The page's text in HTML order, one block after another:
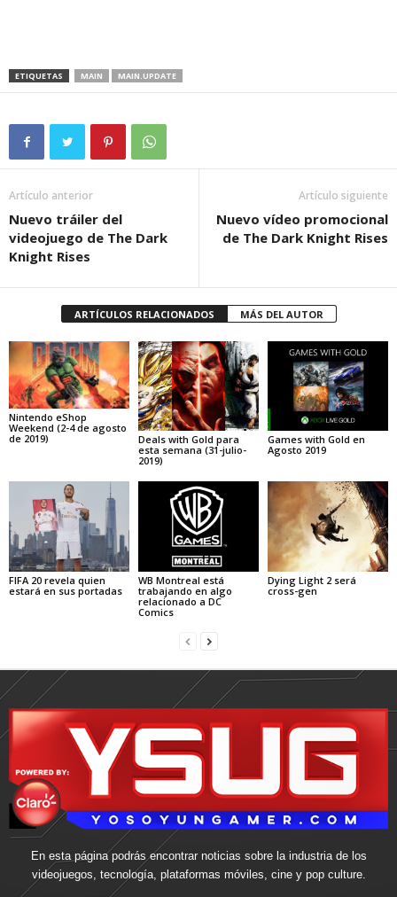
ETIQUETAS MAIN MAIN.UPDATE
Artículo anterior
Nuevo tráiler del
videojuego de The Dark
Knight Rises
Artículo siguiente
Nuevo vídeo promocional
de The Dark Knight Rises
ARTÍCULOS RELACIONADOS MÁS DEL AUTOR
Nintendo eShop
Weekend (2-4 de agosto
de 2019)
Deals with Gold para
esta semana (31-julio-
2019)
Games with Gold en
Agosto 2019
FIFA 20 revela quien
estará en sus portadas
WB Montreal está
trabajando en algo
relacionado a DC
Comics
Dying Light 2 será
cross-gen
En esta página podrás encontrar noticias sobre la industria de los
videojuegos, tecnología, plataformas móviles, cine y pop culture.